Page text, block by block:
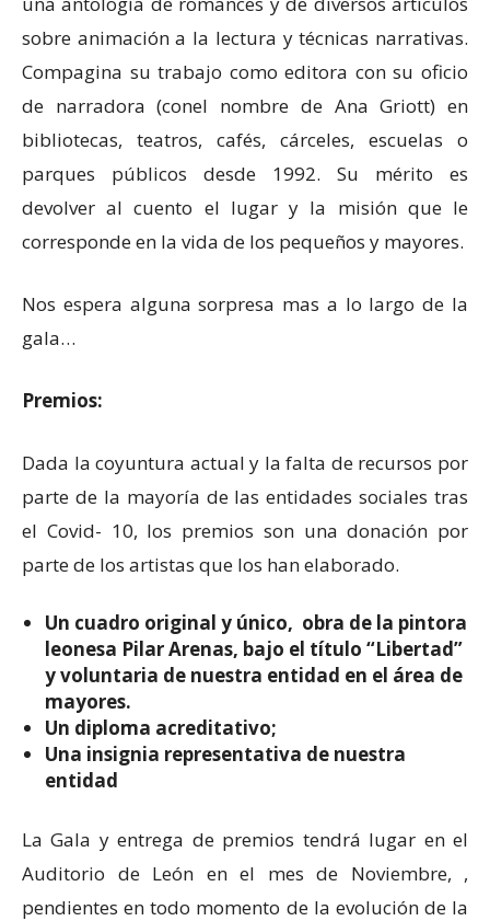
sobre animación a la lectura y técnicas narrativas.
Compagina su trabajo como editora con su oficio
de narradora (conel nombre de Ana Griott) en
bibliotecas, teatros, cafés, cárceles, escuelas o
parques públicos desde 1992. Su mérito es
devolver al cuento el lugar y la misión que le
corresponde en la vida de los pequeños y mayores.
Nos espera alguna sorpresa mas a lo largo de la
gala…
Premios:
Dada la coyuntura actual y la falta de recursos por
parte de la mayoría de las entidades sociales tras
el Covid- 10, los premios son una donación por
parte de los artistas que los han elaborado.
Un cuadro original y único, obra de la pintora
leonesa Pilar Arenas, bajo el título “Libertad”
y voluntaria de nuestra entidad en el área de
mayores.
Un diploma acreditativo;
Una insignia representativa de nuestra
entidad
La Gala y entrega de premios tendrá lugar en el
Auditorio de León en el mes de Noviembre, ,
pendientes en todo momento de la evolución de la